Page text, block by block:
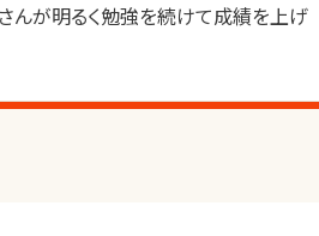
んが明るく勉強を続けて成績を上げ